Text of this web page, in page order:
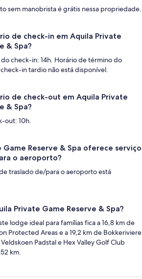
sem manobrista é grátis nessa propriedade.
de check-in em Aquila Private
& Spa?
check-in: 14h. Horário de término do
in tardio não está disponível.
de check-out em Aquila Private
& Spa?
out: 10h.
Game Reserve & Spa oferece serviço
o aeroporto?
traslado de/para o aeroporto está
Private Game Reserve & Spa?
lodge ideal para famílias fica a 16,8 km de
Protected Areas e a 19,2 km de Bokkeriviere
Padstal e Hex Valley Golf Club
km.